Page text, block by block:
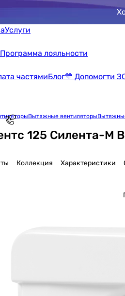
Услуги
Программа лояльности
частямиБлог💛 Допомогти
Вытяжные вентиляторы
125 Силента-М В
Коллекция Характеристики